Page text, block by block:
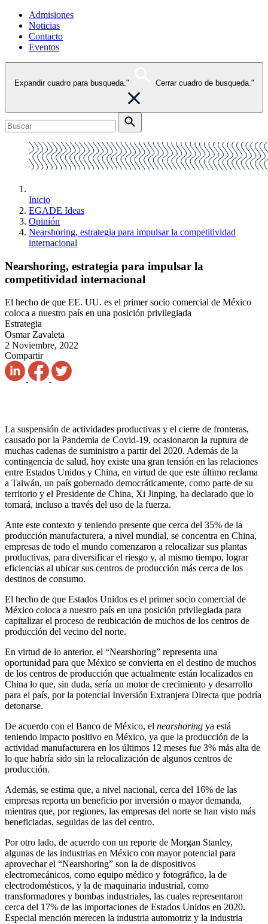
Admisiones
Noticias
Contacto
Eventos
Expandir cuadro para busqueda." Cerrar cuadro de busqueda."
Inicio
EGADE Ideas
Opinión
Nearshoring, estrategia para impulsar la competitividad
internacional
Nearshoring, estrategia para impulsar la
competitividad internacional
El hecho de que EE. UU. es el primer socio comercial de México
coloca a nuestro país en una posición privilegiada
Estrategia
Osmar Zavaleta
2 Noviembre, 2022
Compartir
La suspensión de actividades productivas y el cierre de fronteras,
causado por la Pandemia de Covid-19, ocasionaron la ruptura de
muchas cadenas de suministro a partir del 2020. Además de la
contingencia de salud, hoy existe una gran tensión en las relaciones
entre Estados Unidos y China, en virtud de que este último reclama
a Taiwán, un país gobernado democráticamente, como parte de su
territorio y el Presidente de China, Xi Jinping, ha declarado que lo
tomará, incluso a través del uso de la fuerza.
Ante este contexto y teniendo presente que cerca del 35% de la
producción manufacturera, a nivel mundial, se concentra en China,
empresas de todo el mundo comenzaron a relocalizar sus plantas
productivas, para diversificar el riesgo y, al mismo tiempo, lograr
eficiencias al ubicar sus centros de producción más cerca de los
destinos de consumo.
El hecho de que Estados Unidos es el primer socio comercial de
México coloca a nuestro país en una posición privilegiada para
capitalizar el proceso de reubicación de muchos de los centros de
producción del vecino del norte.
En virtud de lo anterior, el “Nearshoring” representa una
oportunidad para que México se convierta en el destino de muchos
de los centros de producción que actualmente están localizados en
China lo que, sin duda, sería un motor de crecimiento y desarrollo
para el país, por la potencial Inversión Extranjera Directa que podría
detonarse.
De acuerdo con el Banco de México, el nearshoring ya está
teniendo impacto positivo en México, ya que la producción de la
actividad manufacturera en los últimos 12 meses fue 3% más alta de
lo que habría sido sin la relocalización de algunos centros de
producción.
Además, se estima que, a nivel nacional, cerca del 16% de las
empresas reporta un beneficio por inversión o mayor demanda,
mientras que, por regiones, las empresas del norte se han visto más
beneficiadas, seguidas de las del centro.
Por otro lado, de acuerdo con un reporte de Morgan Stanley,
algunas de las industrias en México con mayor potencial para
aprovechar el “Nearshoring” son la de dispositivos
electromecánicos, como equipo médico y fotográfico, la de
electrodomésticos, y la de maquinaria industrial, como
transformadores y bombas industriales, las cuales representaron
cerca del 17% de las importaciones de Estados Unidos en 2020.
Especial mención merecen la industria automotriz y la industria